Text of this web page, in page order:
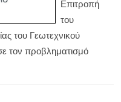
Επιτροπή
του
του Γεωτεχνικού
τον προβληματισμό